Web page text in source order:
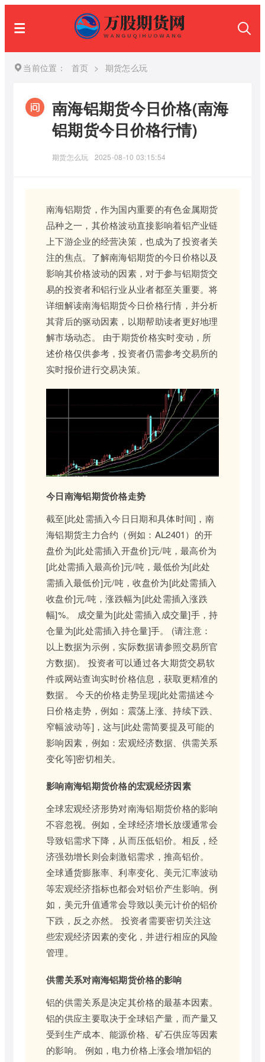
当前位置： 首页 > 期货怎么玩
南海铝期货今日价格(南海
铝期货今日价格行情)
期货怎么玩 2025-08-10 03:15:54
南海铝期货，作为国内重要的有色金属期货
品种之一，其价格波动直接影响着铝产业链
上下游企业的经营决策，也成为了投资者关
注的焦点。了解南海铝期货的今日价格以及
影响其价格波动的因素，对于参与铝期货交
易的投资者和铝行业从业者都至关重要。将
详细解读南海铝期货今日价格行情，并分析
其背后的驱动因素，以期帮助读者更好地理
解市场动态。 由于期货价格实时变动，所
述价格仅供参考，投资者仍需参考交易所的
实时报价进行交易决策。
今日南海铝期货价格走势
截至[此处需插入今日日期和具体时间]，南
海铝期货主力合约（例如：AL2401）的开
盘价为[此处需插入开盘价]元/吨，最高价为
[此处需插入最高价]元/吨，最低价为[此处
需插入最低价]元/吨，收盘价为[此处需插入
收盘价]元/吨，涨跌幅为[此处需插入涨跌
幅]%。 成交量为[此处需插入成交量]手，持
仓量为[此处需插入持仓量]手。 (请注意：
以上数据为示例，实际数据请参照交易所官
方数据)。 投资者可以通过各大期货交易软
件或网站查询实时价格信息，获取更精准的
数据。 今天的价格走势呈现[此处需描述今
日价格走势，例如：震荡上涨、持续下跌、
窄幅波动等]，这与[此处需简要提及可能的
影响因素，例如：宏观经济数据、供需关系
变化等]密切相关。
影响南海铝期货价格的宏观经济因素
全球宏观经济形势对南海铝期货价格的影响
不容忽视。例如，全球经济增长放缓通常会
导致铝需求下降，从而压低铝价。相反，经
济强劲增长则会刺激铝需求，推高铝价。
全球通货膨胀率、利率变化、美元汇率波动
等宏观经济指标也都会对铝价产生影响。例
如，美元升值通常会导致以美元计价的铝价
下跌，反之亦然。 投资者需要密切关注这
些宏观经济因素的变化，并进行相应的风险
管理。
供需关系对南海铝期货价格的影响
铝的供需关系是决定其价格的最基本因素。
铝的供应主要取决于全球铝产量，而产量又
受到生产成本、能源价格、矿石供应等因素
的影响。 例如，电力价格上涨会增加铝的